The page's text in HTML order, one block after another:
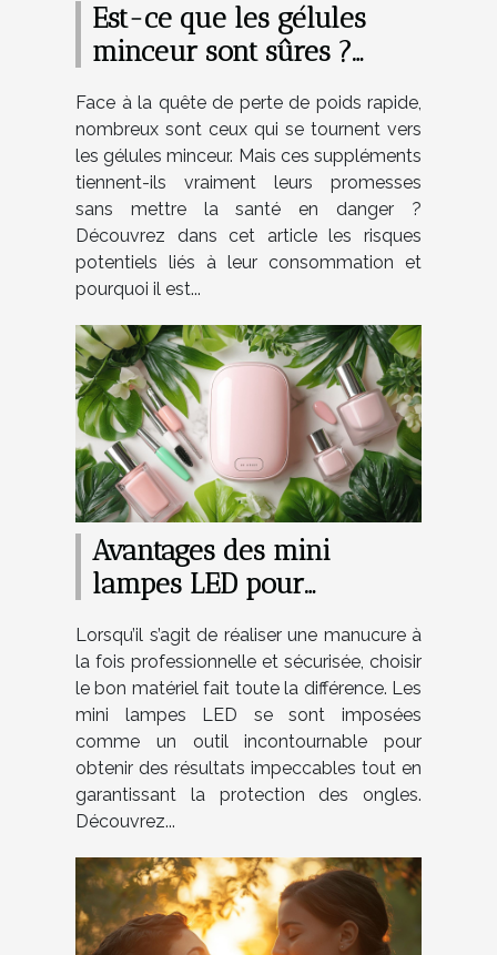
Est-ce que les gélules
minceur sont sûres ?
Face à la quête de perte de poids rapide,
nombreux sont ceux qui se tournent vers
les gélules minceur. Mais ces suppléments
tiennent-ils vraiment leurs promesses
sans mettre la santé en danger ?
Découvrez dans cet article les risques
potentiels liés à leur consommation et
pourquoi il est...
Avantages des mini
lampes LED pour
Lorsqu’il s’agit de réaliser une manucure à
la fois professionnelle et sécurisée, choisir
le bon matériel fait toute la différence. Les
mini lampes LED se sont imposées
comme un outil incontournable pour
obtenir des résultats impeccables tout en
garantissant la protection des ongles.
Découvrez...